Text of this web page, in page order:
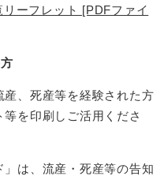
ーフレット [PDFファイ
、死産等を経験された方
を印刷しご活用くださ
は、流産・死産等の告知